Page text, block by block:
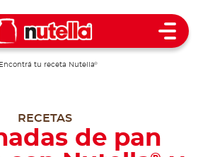
Open
Encontrá tu receta Nutella®
RECETAS
de pan